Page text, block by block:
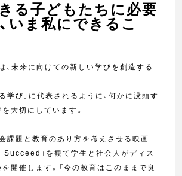
る子どもたちに必要
いま私にできるこ
未来に向けての新しい学びを創造する
学び」に代表されるように、何かに没頭す
大切にしています。
課題と教育のあり方を考えさせる映画
」を観て学生と社会人がディス
開催します。「今の教育はこのままで良